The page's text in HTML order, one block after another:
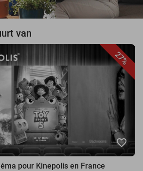
van
27%
favorite_border
pour Kinepolis en France